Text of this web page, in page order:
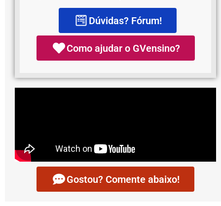
Dúvidas? Fórum!
Como ajudar o GVensino?
Gostou? Comente abaixo!